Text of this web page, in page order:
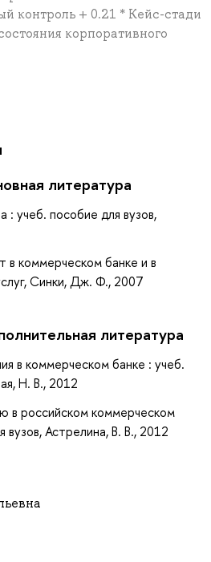
контроль + 0.21 * Кейс-стади
корпоративного
литература
: учеб. пособие для вузов,
коммерческом банке и в
Синки, Дж. Ф., 2007
литература
в коммерческом банке : учеб.
Н. В., 2012
в российском коммерческом
вузов, Астрелина, В. В., 2012